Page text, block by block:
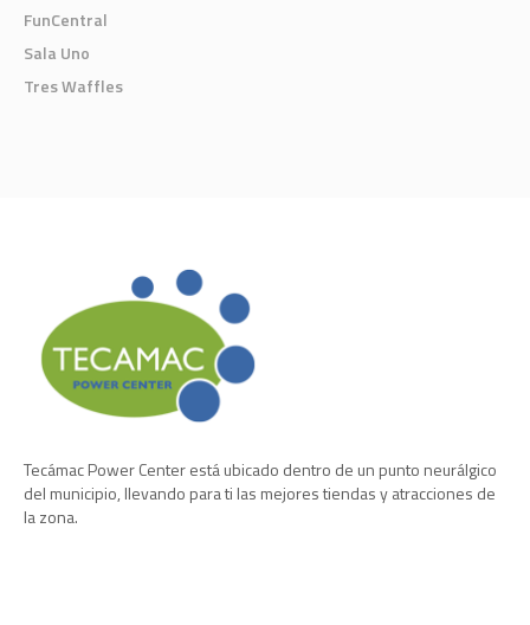
FunCentral
Sala Uno
Tres Waffles
Tecámac Power Center está ubicado dentro de un punto neurálgico
del municipio, llevando para ti las mejores tiendas y atracciones de
la zona.